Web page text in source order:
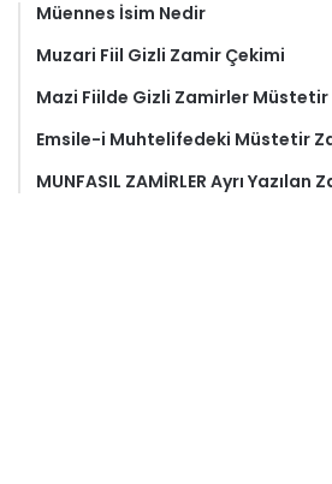
Müennes İsim Nedir
Muzari Fiil Gizli Zamir Çekimi
Mazi Fiilde Gizli Zamirler
Emsile-i Muhtelifedeki Müstetir
MUNFASIL ZAMİRLER Ayrı Yazılan